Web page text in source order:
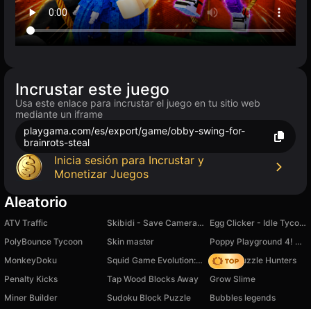
Incrustar este juego
Usa este enlace para incrustar el juego en tu sitio web
mediante un iframe
playgama.com/es/export/game/obby-swing-for-
brainrots-steal
Inicia sesión para Incrustar y
Monetizar Juegos
Aleatorio
ATV Traffic Skibidi - Save Cameraman
Egg Clicker - Idle Tycoon
PolyBounce Tycoon
Skin master
Poppy Playground 4! Rainbow Fist Punch!
MonkeyDoku
Squid Game Evolution: All Characters!
K-Pop Puzzle Hunters
Penalty Kicks
Tap Wood Blocks Away
Grow Slime
Miner Builder
Sudoku Block Puzzle Bubbles legends